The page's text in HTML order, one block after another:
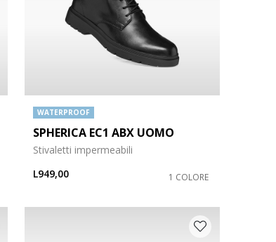
WATERPROOF
SPHERICA EC1 ABX UOMO
Stivaletti impermeabili
L949,00
1 COLORE